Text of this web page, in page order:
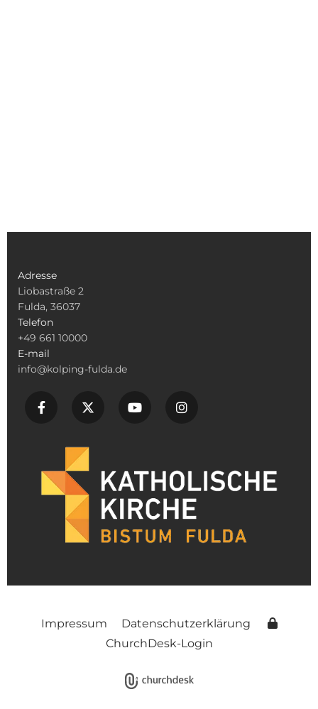
Adresse
Liobastraße 2
Fulda, 36037
Telefon
+49 661 10000
E-mail
info@kolping-fulda.de
Impressum
Datenschutzerklärung
ChurchDesk-Login